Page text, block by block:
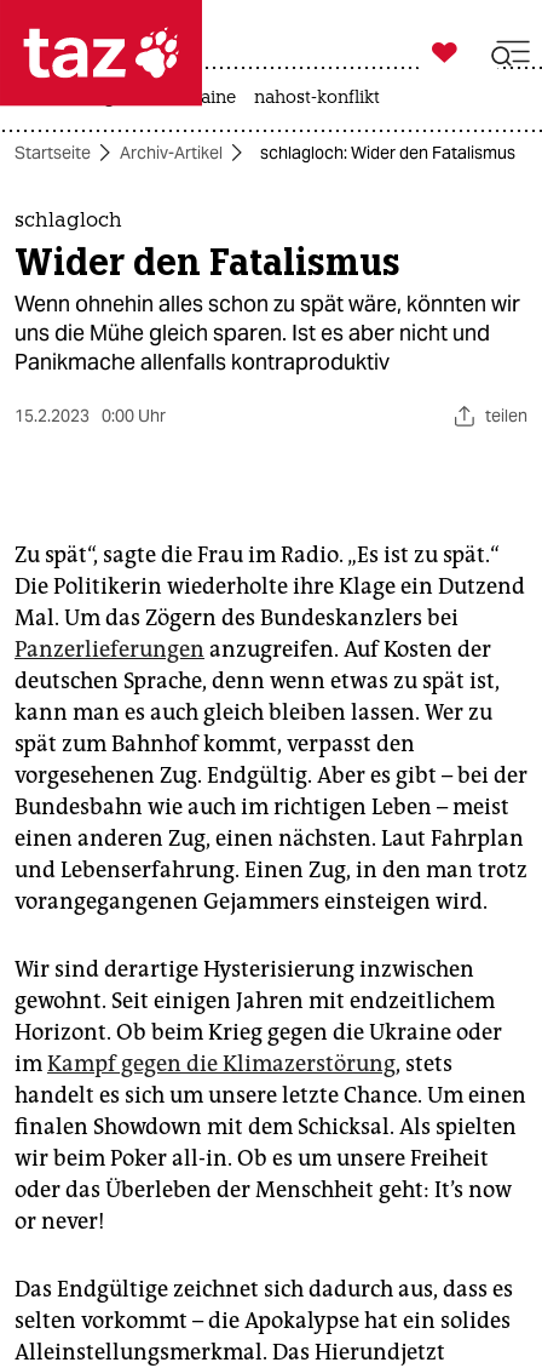
 taz zahl ich
taz zahl ich
themen
politik
öko
berlin
nord
wahrheit
verlag
verlag
veranstaltungen
shop
fragen & hilfe
abo
genossenschaft
epaper login

taz zahl ich
krieg in der ukraine nahost-konflikt
Startseite Archiv-Artikel schlagloch: Wider den Fatalismus
schlagloch
Wider den Fatalismus
Wenn ohnehin alles schon zu spät wäre, könnten wir
uns die Mühe gleich sparen. Ist es aber nicht und
Panikmache allenfalls kontraproduktiv
15.2.2023 0:00 Uhr teilen
Zu spät“, sagte die Frau im Radio. „Es ist zu spät.“
Die Politikerin wiederholte ihre Klage ein Dutzend
Mal. Um das Zögern des Bundeskanzlers bei
Panzerlieferungen anzugreifen. Auf Kosten der
deutschen Sprache, denn wenn etwas zu spät ist,
kann man es auch gleich bleiben lassen. Wer zu
spät zum Bahnhof kommt, verpasst den
vorgesehenen Zug. Endgültig. Aber es gibt – bei der
Bundesbahn wie auch im richtigen Leben – meist
einen anderen Zug, einen nächsten. Laut Fahrplan
und Lebenserfahrung. Einen Zug, in den man trotz
vorangegangenen Gejammers einsteigen wird.
Wir sind derartige Hysterisierung inzwischen
gewohnt. Seit einigen Jahren mit endzeitlichem
Horizont. Ob beim Krieg gegen die Ukraine oder
imKampf gegen die Klimazerstörung, stets
handelt es sich um unsere letzte Chance. Um einen
finalen Showdown mit dem Schicksal. Als spielten
wir beim Poker all-in. Ob es um unsere Freiheit
oder das Überleben der Menschheit geht: It’s now
or never!
Das Endgültige zeichnet sich dadurch aus, dass es
selten vorkommt – die Apokalypse hat ein solides
Alleinstellungsmerkmal. Das Hierundjetzt